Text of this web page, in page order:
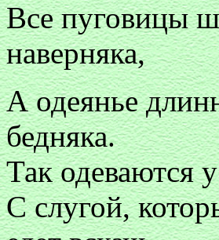
Все пуговицы
наверняка,
А одеянье
бедняка.
Так одеваются
С слугой,